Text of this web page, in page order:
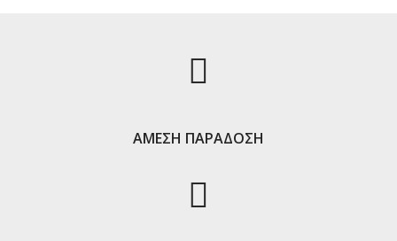
ΑΜΕΣΗ ΠΑΡΑΔΟΣΗ